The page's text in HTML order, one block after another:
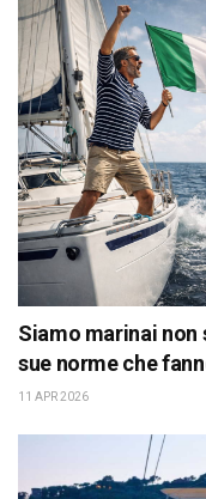
Siamo marinai non
sue norme che
11 APR 2026